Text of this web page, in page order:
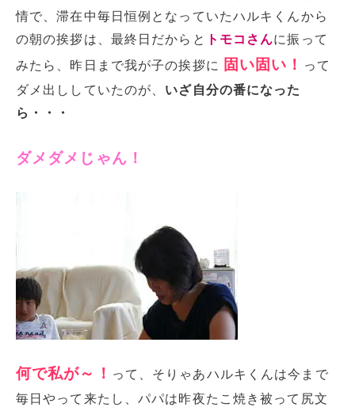
情で、滞在中毎日恒例となっていたハルキくんから
の朝の挨拶は、最終日だからと
トモコさんに振って
みたら、昨日まで我が子の挨拶に
固い固い！
って
ダメ出ししていたのが、 いざ自分の番になった
ら・・・
ダメダメじゃん！
何で私が～！ って、そりゃあハルキくんは今まで
毎日やって来たし、パパは昨夜たこ焼き被って尻文